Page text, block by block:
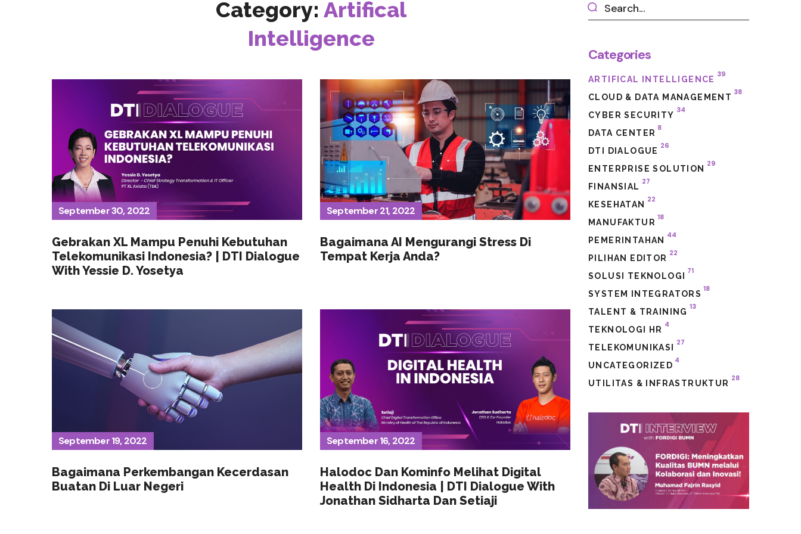
Category: Artifical
Intelligence
September 30, 2022
Gebrakan XL Mampu Penuhi Kebutuhan
Telekomunikasi Indonesia? | DTI Dialogue
With Yessie D. Yosetya
September 21, 2022
Bagaimana AI Mengurangi Stress Di
Tempat Kerja Anda?
September 19, 2022
Bagaimana Perkembangan Kecerdasan
Buatan Di Luar Negeri
September 16, 2022
Halodoc Dan Kominfo Melihat Digital
Health Di Indonesia | DTI Dialogue With
Jonathan Sidharta Dan Setiaji
Categories
ARTIFICAL INTELLIGENCE
39
CLOUD & DATA MANAGEMENT
38
CYBER SECURITY
34
DATA CENTER
8
DTI DIALOGUE
26
ENTERPRISE SOLUTION
29
FINANSIAL
27
KESEHATAN
22
MANUFAKTUR
18
PEMERINTAHAN
44
PILIHAN EDITOR
22
SOLUSI TEKNOLOGI
71
SYSTEM INTEGRATORS
18
TALENT & TRAINING
13
TEKNOLOGI HR
4
TELEKOMUNIKASI
27
UNCATEGORIZED
4
UTILITAS & INFRASTRUKTUR
28